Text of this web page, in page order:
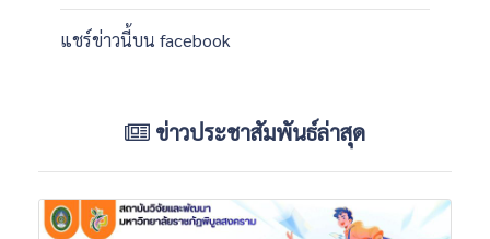
แชร์ข่าวนี้บน facebook
ข่าวประชาสัมพันธ์ล่าสุด